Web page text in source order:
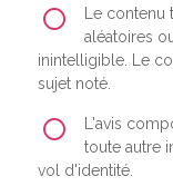
Le
aléatoires
inintelligible. Le
sujet noté.
L'avis
toute autre
vol d'identité.